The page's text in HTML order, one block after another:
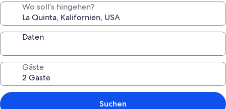
Wo soll’s hingehen?
Daten
Gäste
Suchen